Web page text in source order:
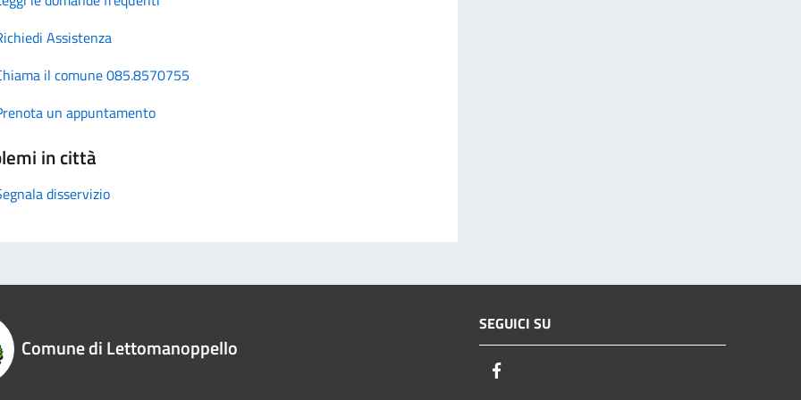
Assistenza
il comune 085.8570755
un appuntamento
in città
disservizio
Comune di Lettomanoppello
SEGUICI SU